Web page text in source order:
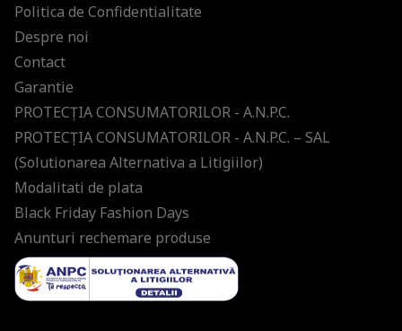
Politica de Confidentialitate
Despre noi
Contact
Garantie
PROTECŢIA CONSUMATORILOR - A.N.P.C.
PROTECŢIA CONSUMATORILOR - A.N.P.C. – SAL
(Solutionarea Alternativa a Litigiilor)
Modalitati de plata
Black Friday Fashion Days
Anunturi rechemare produse